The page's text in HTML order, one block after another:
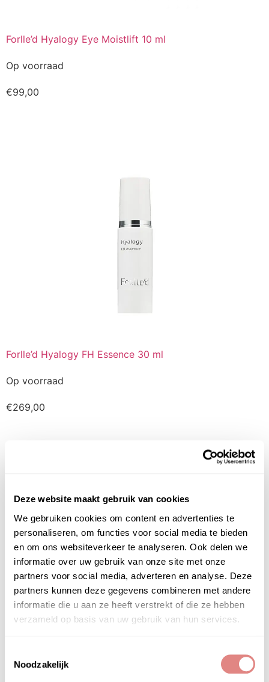
Deze website maakt gebruik van cookies
We gebruiken cookies om content en advertenties te
personaliseren, om functies voor social media te bieden
en om ons websiteverkeer te analyseren. Ook delen we
informatie over uw gebruik van onze site met onze
partners voor social media, adverteren en analyse. Deze
partners kunnen deze gegevens combineren met andere
informatie die u aan ze heeft verstrekt of die ze hebben
verzameld op basis van uw gebruik van hun services.
Noodzakelijk
Forlle’d Hyalogy Eye Moistlift 10 ml
Op voorraad
€99,00
Forlle’d Hyalogy FH Essence 30 ml
Op voorraad
€269,00
Forlle’d Hyalogy Lift Cream 50 gr